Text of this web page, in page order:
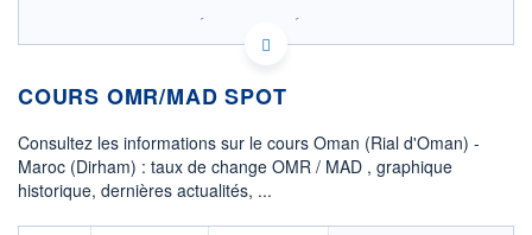
SIX - FOREX 2 DONNÉES TEMPS RÉEL
Politique d'exécution
24,2815
COURS OMR/MAD SPOT
Consultez les informations sur le cours Oman (Rial d'Oman) -
Maroc (Dirham) : taux de change OMR / MAD , graphique
historique, dernières actualités, ...